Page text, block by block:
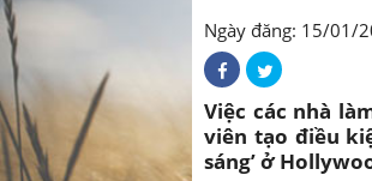
Ngày đăng: 15/01/
Việc các nhà
viên tạo điều
sáng’ ở